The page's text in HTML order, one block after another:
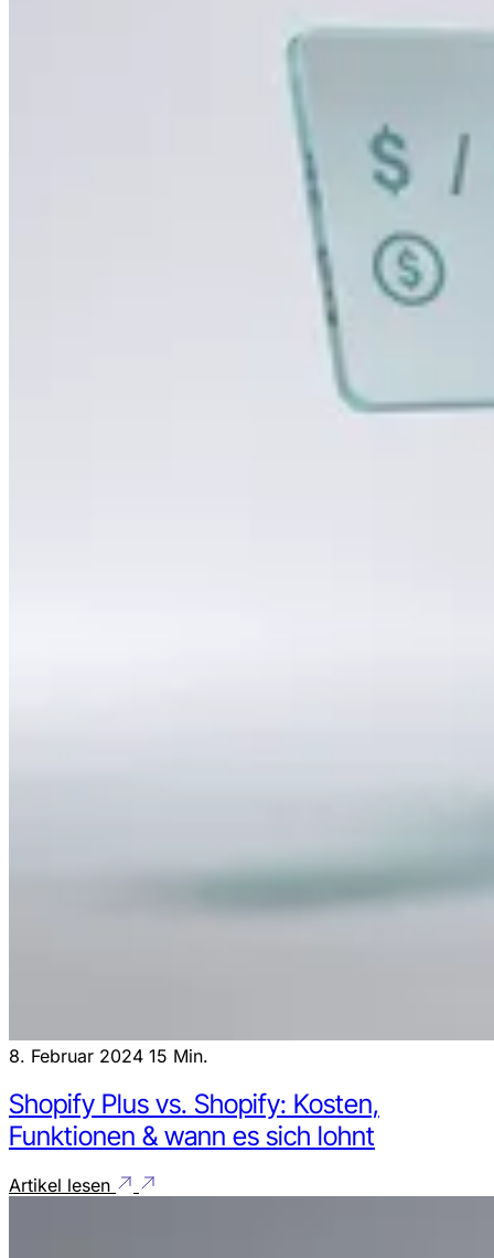
8. Februar 2024 15 Min.
Shopify Plus vs. Shopify: Kosten,
Funktionen & wann es sich lohnt
Artikel lesen